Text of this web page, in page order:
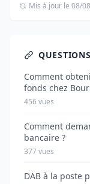
Mis à jour le 08/
Comment
fonds chez
456 vues
Comment
bancaire ?
377 vues
DAB à la poste